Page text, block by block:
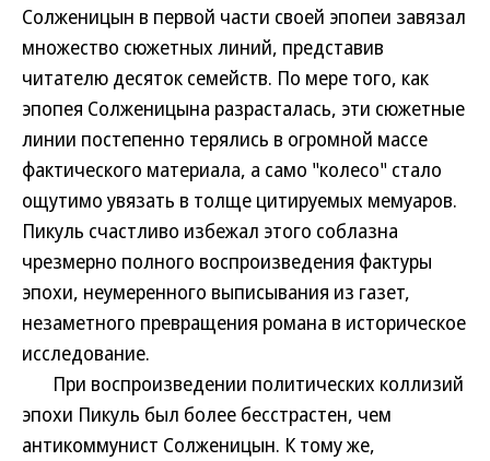
Солженицын в первой части своей эпопеи завязал
множество сюжетных линий, представив
читателю десяток семейств. По мере того, как
эпопея Солженицына разрасталась, эти сюжетные
линии постепенно терялись в огромной массе
фактического материала, а само "колесо" стало
ощутимо увязать в толще цитируемых мемуаров.
Пикуль счастливо избежал этого соблазна
чрезмерно полного воспроизведения фактуры
эпохи, неумеренного выписывания из газет,
незаметного превращения романа в историческое
исследование.
При воспроизведении политических коллизий
эпохи Пикуль был более бесстрастен, чем
антикоммунист Солженицын. К тому же,